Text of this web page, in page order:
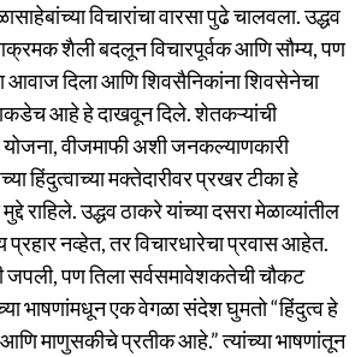
विचारांचा वारसा पुढे चालवला. उद्धव
शैली बदलून विचारपूर्वक आणि सौम्य, पण
आवाज दिला आणि शिवसैनिकांना शिवसेनेचा
आहे हे दाखवून दिले. शेतकऱ्यांची
वीजमाफी अशी जनकल्याणकारी
हिंदुत्वाच्या मक्तेदारीवर प्रखर टीका हे
राहिले. उद्धव ठाकरे यांच्या दसरा मेळाव्यांतील
नव्हेत, तर विचारधारेचा प्रवास आहेत.
जपली, पण तिला सर्वसमावेशकतेची चौकट
भाषणांमधून एक वेगळा संदेश घुमतो “हिंदुत्व हे
आणि माणुसकीचे प्रतीक आहे.” त्यांच्या भाषणांतून